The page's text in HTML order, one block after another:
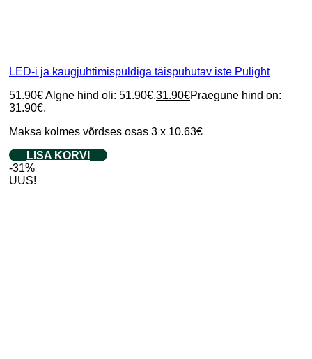
LED-i ja kaugjuhtimispuldiga täispuhutav iste Pulight
51.90€Algne hind oli: 51.90€.31.90€Praegune hind on:
31.90€.
Maksa kolmes võrdses osas 3 x 10.63€
LISA KORVI
-31%
UUS!